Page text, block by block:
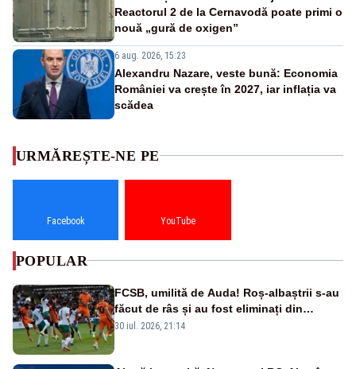
Reactorul 2 de la Cernavodă poate primi o
nouă „gură de oxigen”
6 aug. 2026, 15:23
Alexandru Nazare, veste bună: Economia
României va crește în 2027, iar inflația va
scădea
URMĂREȘTE-NE PE
Facebook YouTube
POPULAR
FCSB, umilită de Auda! Roș-albaștrii s-au
făcut de râs și au fost eliminați din
Conference League
30 iul. 2026, 21:14